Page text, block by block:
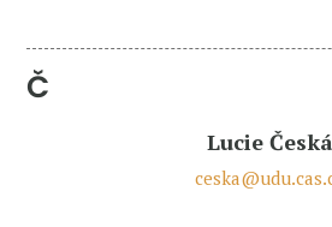
Č
Lucie Česká